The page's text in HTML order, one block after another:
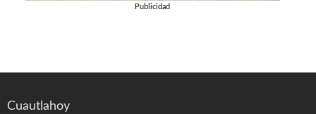
Publicidad
Cuautlahoy